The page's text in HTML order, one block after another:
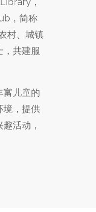
，简称
村、城镇
，共建服
富儿童的
境，提供
活动，